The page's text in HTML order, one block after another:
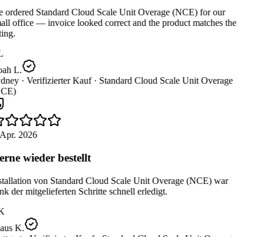
ordered Standard Cloud Scale Unit Overage (NCE) for our
office — invoice looked correct and the product matches the
L.
· Verifizierter Kauf · Standard Cloud Scale Unit Overage
2026
wieder bestellt
von Standard Cloud Scale Unit Overage (NCE) war
der mitgelieferten Schritte schnell erledigt.
K.